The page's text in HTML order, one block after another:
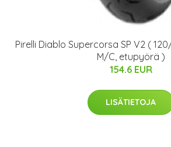
Pirelli Diablo Supercorsa SP V2 (
M/C, etupyörä )
154.6 EUR
LISÄTIETOJA